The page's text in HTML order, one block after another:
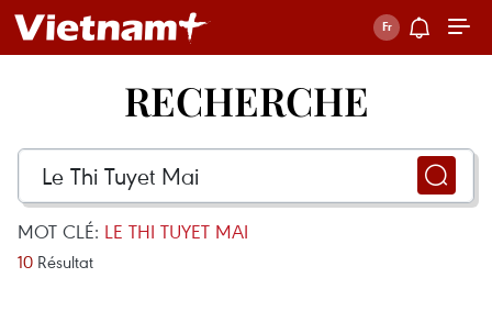
RECHERCHE
MOT CLÉ: LE THI TUYET MAI
10 Résultat